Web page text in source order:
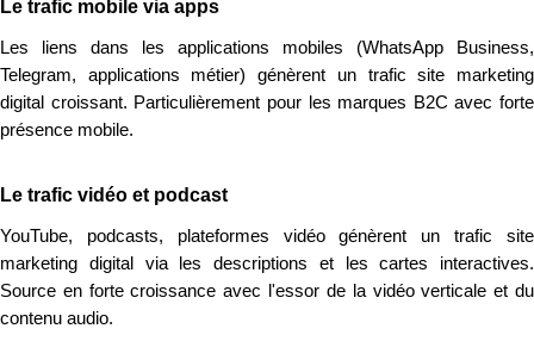
Le trafic mobile via apps
Les liens dans les applications mobiles (WhatsApp Business,
Telegram, applications métier) génèrent un trafic site marketing
digital croissant. Particulièrement pour les marques B2C avec forte
présence mobile.
Le trafic vidéo et podcast
YouTube, podcasts, plateformes vidéo génèrent un trafic site
marketing digital via les descriptions et les cartes interactives.
Source en forte croissance avec l'essor de la vidéo verticale et du
contenu audio.